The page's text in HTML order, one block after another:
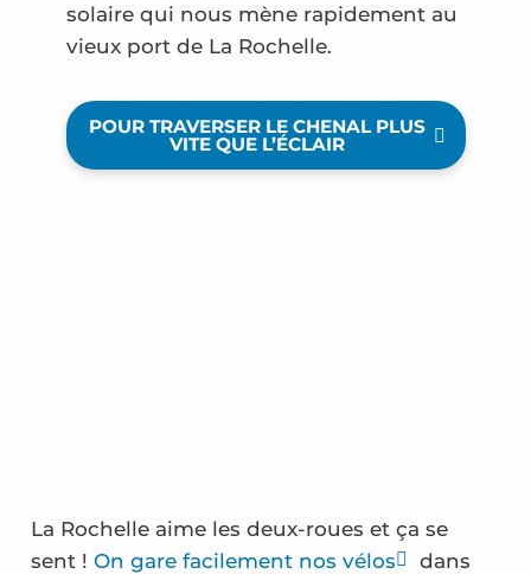
solaire qui nous mène rapidement au
vieux port de La Rochelle.
POUR TRAVERSER LE CHENAL PLUS
VITE QUE L’ÉCLAIR
La Rochelle aime les deux-roues et ça se
sent ! On gare facilement nos vélos
dans